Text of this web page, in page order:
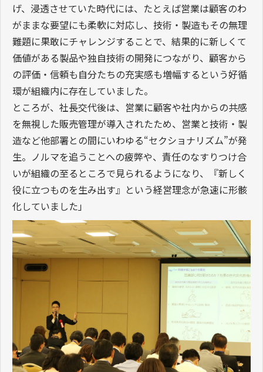
げ、浸透させていた時代には、たとえば営業は顧客のわ
がままな要望にも柔軟に対応し、技術・製造もその無理
難題に果敢にチャレンジすることで、結果的に新しくて
価値がある製品や独自技術の開発につながり、顧客から
の評価・信頼も自分たちの充実感も増幅するという好循
環が組織内に存在していました。
ところが、社長交代後は、営業に顧客や社内からの共感
を無視した販売管理が導入されたため、営業と技術・製
造など他部署との間にいわゆる“セクショナリズム”が発
生。ノルマを追うことへの疲弊や、責任のなすりつけ合
いが組織の至るところで見られるようになり、『新しく
役に立つものを生み出す』という経営理念が急速に形骸
化していました」